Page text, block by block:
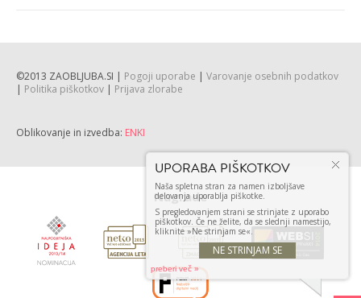
UPORABA PIŠKOTKOV
Naša spletna stran za namen izboljšave
delovanja uporablja piškotke.
S pregledovanjem strani se strinjate z uporabo
piškotkov. Če ne želite, da se slednji namestijo,
kliknite »Ne strinjam se«.
NE STRINJAM SE
preberi več
©2013 ZAOBLJUBA.SI | Pogoji uporabe | Varovanje osebnih podatkov
| Politika piškotkov | Prijava zlorabe
Oblikovanje in izvedba: ENKI
Nagrade